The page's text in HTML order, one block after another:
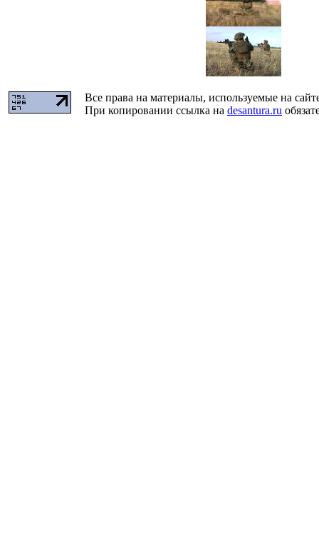
Все права на материалы, используемые на
При копировании ссылка на desantura.ru